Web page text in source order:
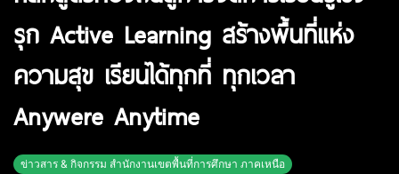
รุก Active Learning สร้างพื้นที่แห่ง
ความสุข เรียนได้ทุกที่ ทุกเวลา
Anywere Anytime
ข่าวสาร & กิจกรรม สำนักงานเขตพื้นที่การศึกษา ภาคเหนือ